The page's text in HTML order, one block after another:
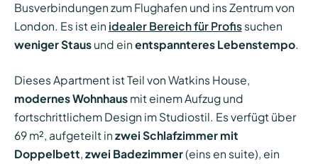
Busverbindungen zum Flughafen und ins Zentrum von
London. Es ist ein idealer Bereich für Profissuchen
weniger Stausund ein entspannteres Lebenstempo.
Dieses Apartment ist Teil von Watkins House,
modernes Wohnhausmit einem Aufzug und
fortschrittlichem Design im Studiostil. Es verfügt über
69 m², aufgeteilt in zwei Schlafzimmer mit
Doppelbett, zwei Badezimmer(eins en suite), ein